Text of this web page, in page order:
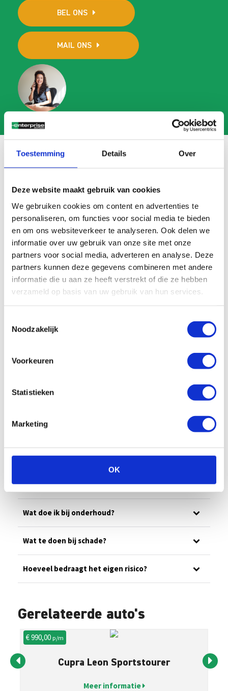
Toestemming Details Over
Deze website maakt gebruik van cookies
We gebruiken cookies om content en advertenties te
personaliseren, om functies voor social media te bieden
en om ons websiteverkeer te analyseren. Ook delen we
informatie over uw gebruik van onze site met onze
partners voor social media, adverteren en analyse. Deze
partners kunnen deze gegevens combineren met andere
informatie die u aan ze heeft verstrekt of die ze hebben
verzameld op basis van uw gebruik van hun services.
Noodzakelijk
Voorkeuren
Statistieken
Marketing
OK
BEL ONS
MAIL ONS
Search
FAQ
All Algemeen Schade/onderhoud
Ons wagenpark Financieel Vragen vooraf
Facturatie
Hoe werkt facturatie bij Enterprise
Hoe controleren jullie de eindfactuur?
Ons wagenpark
Wat is jullie noodnummer?
Wat doe ik bij onderhoud?
Wat te doen bij schade?
Hoeveel bedraagt het eigen risico?
Gerelateerde auto's
€ 990,00p/m
Cupra Leon Sportstourer
Meer informatie